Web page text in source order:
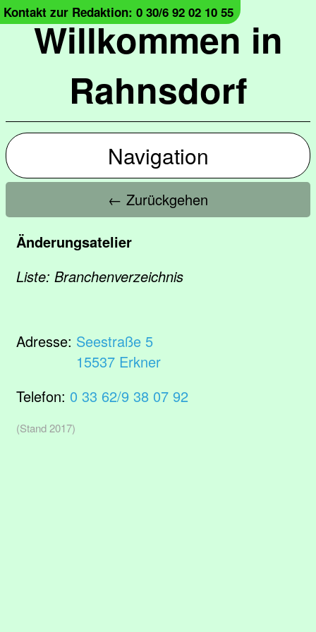
Willkommen in
Rahnsdorf
Kontakt zur Redaktion: 0 30/6 92 02 10 55
Navigation
← Zurückgehen
Änderungsatelier
Liste: Branchenverzeichnis
Adresse: Seestraße 5
15537 Erkner
Telefon: 0 33 62/9 38 07 92
(Stand 2017)